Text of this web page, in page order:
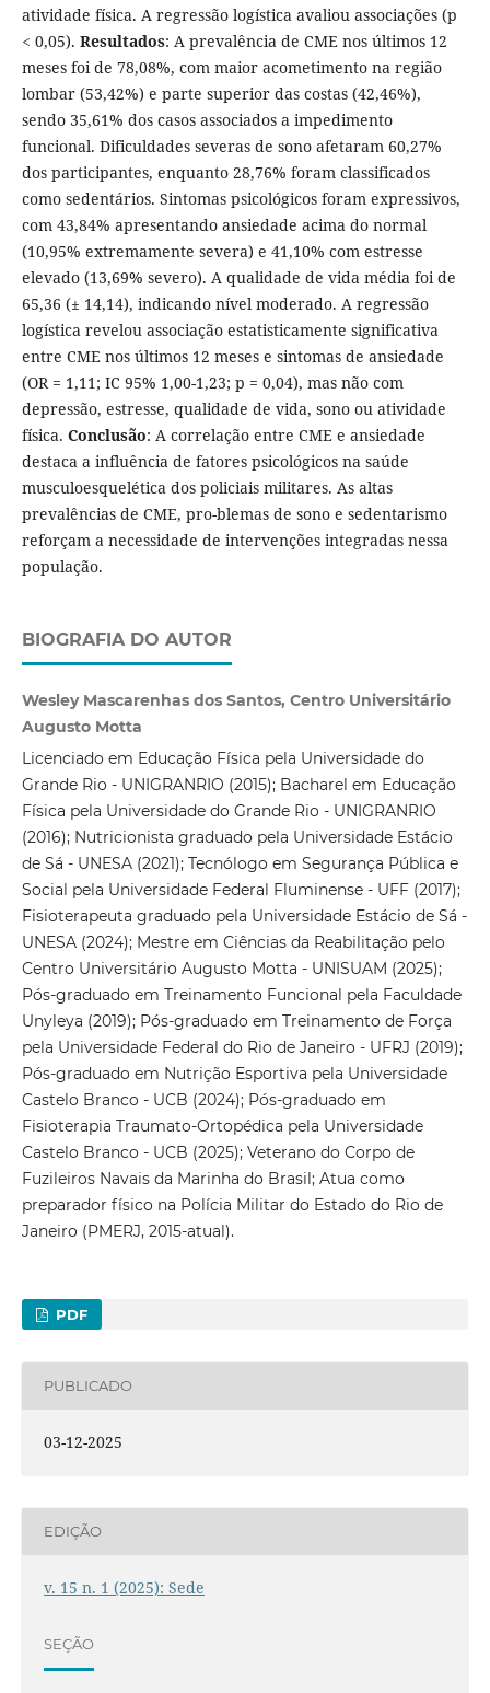
atividade física. A regressão logística avaliou associações (p
< 0,05). Resultados: A prevalência de CME nos últimos 12
meses foi de 78,08%, com maior acometimento na região
lombar (53,42%) e parte superior das costas (42,46%),
sendo 35,61% dos casos associados a impedimento
funcional. Dificuldades severas de sono afetaram 60,27%
dos participantes, enquanto 28,76% foram classificados
como sedentários. Sintomas psicológicos foram expressivos,
com 43,84% apresentando ansiedade acima do normal
(10,95% extremamente severa) e 41,10% com estresse
elevado (13,69% severo). A qualidade de vida média foi de
65,36 (± 14,14), indicando nível moderado. A regressão
logística revelou associação estatisticamente significativa
entre CME nos últimos 12 meses e sintomas de ansiedade
(OR = 1,11; IC 95% 1,00-1,23; p = 0,04), mas não com
depressão, estresse, qualidade de vida, sono ou atividade
física. Conclusão: A correlação entre CME e ansiedade
destaca a influência de fatores psicológicos na saúde
musculoesquelética dos policiais militares. As altas
prevalências de CME, pro-blemas de sono e sedentarismo
reforçam a necessidade de intervenções integradas nessa
população.
BIOGRAFIA DO AUTOR
Wesley Mascarenhas dos Santos, Centro Universitário
Augusto Motta
Licenciado em Educação Física pela Universidade do
Grande Rio - UNIGRANRIO (2015); Bacharel em Educação
Física pela Universidade do Grande Rio - UNIGRANRIO
(2016); Nutricionista graduado pela Universidade Estácio
de Sá - UNESA (2021); Tecnólogo em Segurança Pública e
Social pela Universidade Federal Fluminense - UFF (2017);
Fisioterapeuta graduado pela Universidade Estácio de Sá -
UNESA (2024); Mestre em Ciências da Reabilitação pelo
Centro Universitário Augusto Motta - UNISUAM (2025);
Pós-graduado em Treinamento Funcional pela Faculdade
Unyleya (2019); Pós-graduado em Treinamento de Força
pela Universidade Federal do Rio de Janeiro - UFRJ (2019);
Pós-graduado em Nutrição Esportiva pela Universidade
Castelo Branco - UCB (2024); Pós-graduado em
Fisioterapia Traumato-Ortopédica pela Universidade
Castelo Branco - UCB (2025); Veterano do Corpo de
Fuzileiros Navais da Marinha do Brasil; Atua como
preparador físico na Polícia Militar do Estado do Rio de
Janeiro (PMERJ, 2015-atual).
PDF
PUBLICADO
03-12-2025
EDIÇÃO
v. 15 n. 1 (2025): Sede
SEÇÃO